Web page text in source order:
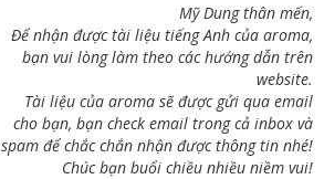
Mỹ Dung thân mến,
Để nhận được tài liệu tiếng Anh của aroma,
bạn vui lòng làm theo các hướng dẫn trên
website.
Tài liệu của aroma sẽ được gửi qua email
cho bạn, bạn check email trong cả inbox và
spam để chắc chắn nhận được thông tin nhé!
Chúc bạn buổi chiều nhiều niềm vui!